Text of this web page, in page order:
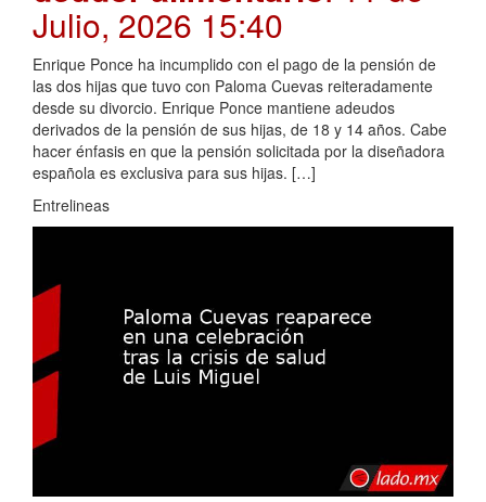
Julio, 2026 15:40
Enrique Ponce ha incumplido con el pago de la pensión de
las dos hijas que tuvo con Paloma Cuevas reiteradamente
desde su divorcio. Enrique Ponce mantiene adeudos
derivados de la pensión de sus hijas, de 18 y 14 años. Cabe
hacer énfasis en que la pensión solicitada por la diseñadora
española es exclusiva para sus hijas. […]
Entrelineas